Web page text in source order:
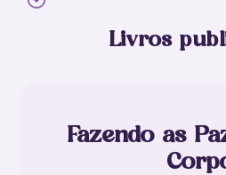
Livros
Fazendo as